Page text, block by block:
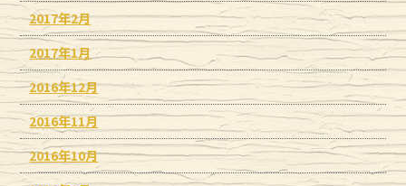
2017年2月
2017年1月
2016年12月
2016年11月
2016年10月